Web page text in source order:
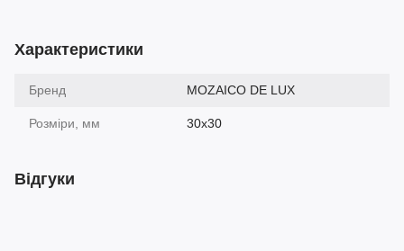
Характеристики
Бренд MOZAICO DE LUX
Розміри, мм 30х30
Відгуки